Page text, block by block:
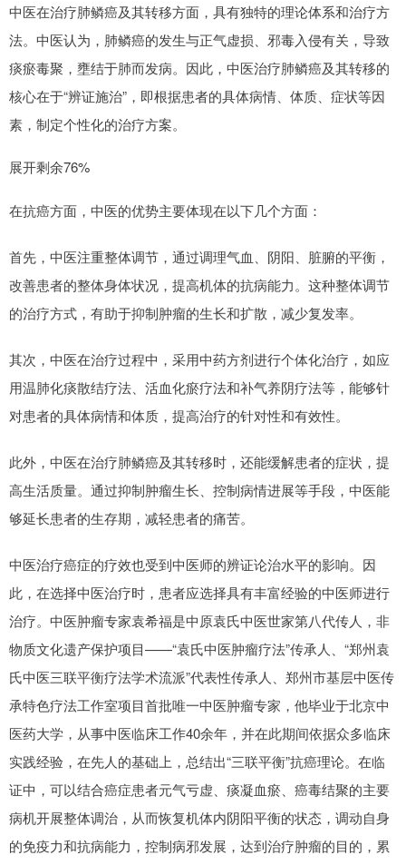
中医在治疗肺鳞癌及其转移方面，具有独特的理论体系和治疗方
法。中医认为，肺鳞癌的发生与正气虚损、邪毒入侵有关，导致
痰瘀毒聚，壅结于肺而发病。因此，中医治疗肺鳞癌及其转移的
核心在于“辨证施治”，即根据患者的具体病情、体质、症状等因
素，制定个性化的治疗方案。
展开剩余76%
在抗癌方面，中医的优势主要体现在以下几个方面：
首先，中医注重整体调节，通过调理气血、阴阳、脏腑的平衡，
改善患者的整体身体状况，提高机体的抗病能力。这种整体调节
的治疗方式，有助于抑制肿瘤的生长和扩散，减少复发率。
其次，中医在治疗过程中，采用中药方剂进行个体化治疗，如应
用温肺化痰散结疗法、活血化瘀疗法和补气养阴疗法等，能够针
对患者的具体病情和体质，提高治疗的针对性和有效性。
此外，中医在治疗肺鳞癌及其转移时，还能缓解患者的症状，提
高生活质量。通过抑制肿瘤生长、控制病情进展等手段，中医能
够延长患者的生存期，减轻患者的痛苦。
中医治疗癌症的疗效也受到中医师的辨证论治水平的影响。因
此，在选择中医治疗时，患者应选择具有丰富经验的中医师进行
治疗。中医肿瘤专家袁希福是中原袁氏中医世家第八代传人，非
物质文化遗产保护项目——“袁氏中医肿瘤疗法”传承人、“郑州袁
氏中医三联平衡疗法学术流派”代表性传承人、郑州市基层中医传
承特色疗法工作室项目首批唯一中医肿瘤专家，他毕业于北京中
医药大学，从事中医临床工作40余年，并在此期间依据众多临床
实践经验，在先人的基础上，总结出“三联平衡”抗癌理论。在临
证中，可以结合癌症患者元气亏虚、痰凝血瘀、癌毒结聚的主要
病机开展整体调治，从而恢复机体内阴阳平衡的状态，调动自身
的免疫力和抗病能力，控制病邪发展，达到治疗肿瘤的目的，累